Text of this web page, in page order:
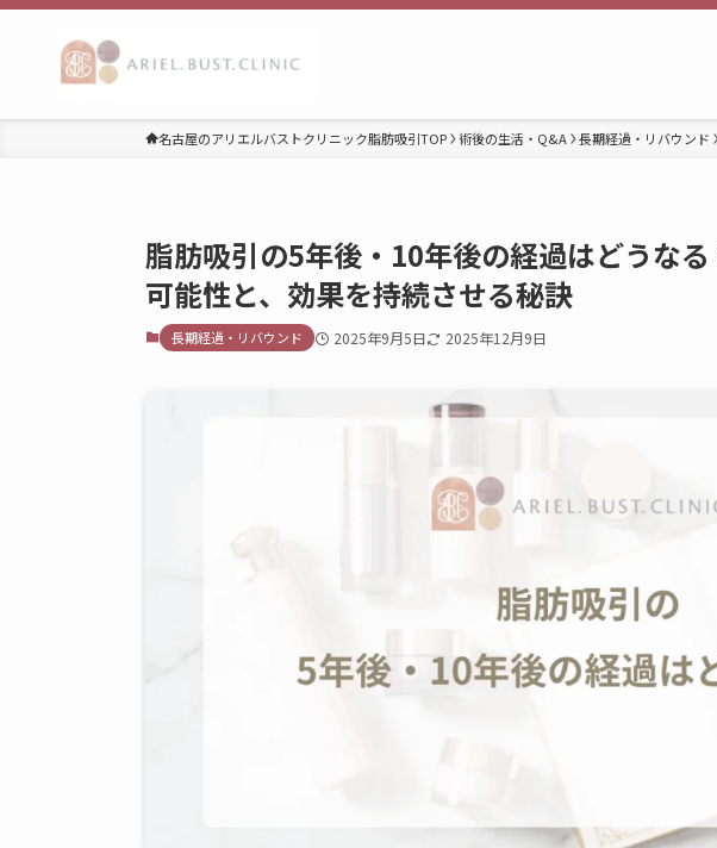
名古屋のアリエルバストクリニック脂肪吸引TOP 術後の生活・Q&A 長期経過・リバウンド
脂肪吸引の5年後・10年後の経過はどうな
可能性と、効果を持続させる秘訣
長期経過・リバウンド 2025年9月5日 2025年12月9日